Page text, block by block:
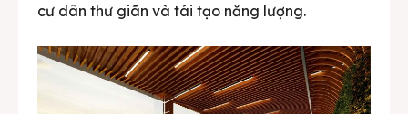
cư dân thư giãn và tái tạo năng lượng.